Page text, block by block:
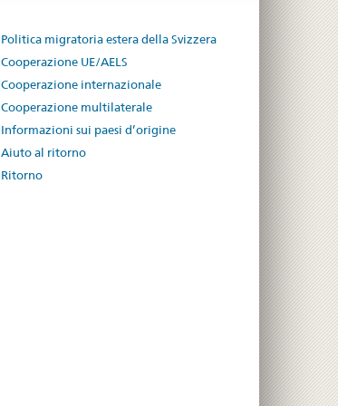
Politica migratoria estera della Svizzera
Cooperazione UE/AELS
Cooperazione internazionale
Cooperazione multilaterale
Informazioni sui paesi d’origine
Aiuto al ritorno
Ritorno